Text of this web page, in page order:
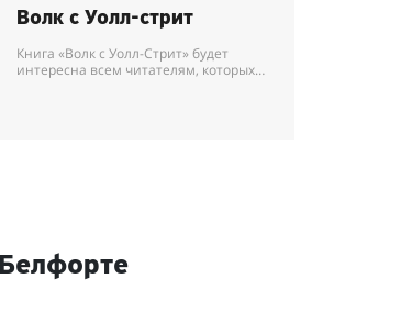
Волк с Уолл-стрит
Книга «Волк с Уолл-Стрит» будет
интересна всем читателям, которых